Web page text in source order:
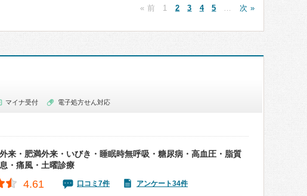
« 前 1 2 3 4 5 次 »
マイナ受付 電子処方せん対応
来・肥満外来・いびき・睡眠時無呼吸・糖尿病・高血圧・脂質
・痛風・土曜診療
4.61 口コミ7件 アンケート34件